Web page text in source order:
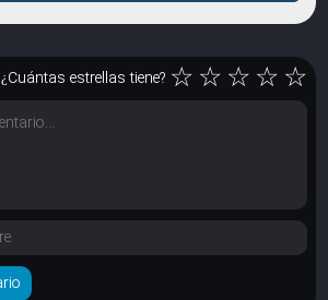
¿Cuántas estrellas tiene? ☆☆☆☆☆